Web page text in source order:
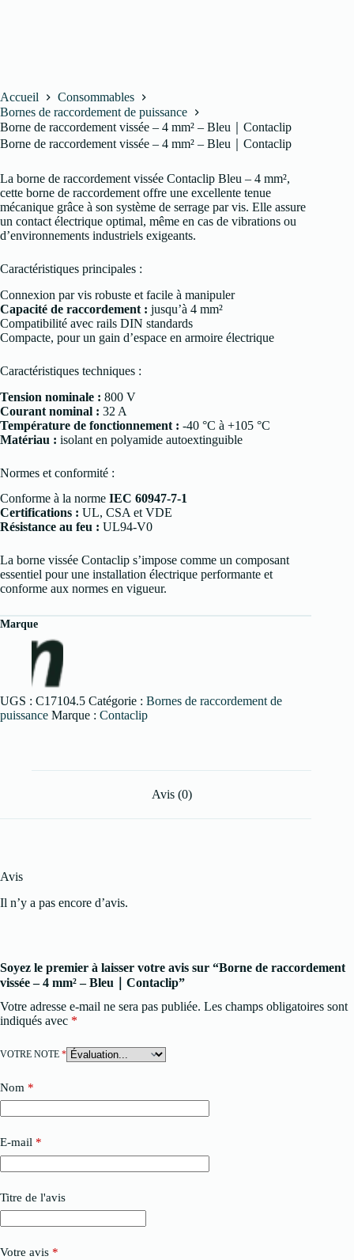
Accueil
Consommables
Bornes de raccordement de puissance
Borne de raccordement vissée – 4 mm² – Bleu｜Contaclip
Borne de raccordement vissée – 4 mm² – Bleu｜Contaclip
La borne de raccordement vissée Contaclip Bleu – 4 mm²,
cette borne de raccordement offre une excellente tenue
mécanique grâce à son système de serrage par vis. Elle assure
un contact électrique optimal, même en cas de vibrations ou
d’environnements industriels exigeants.
Caractéristiques principales :
Connexion par vis robuste et facile à manipuler
Capacité de raccordement : jusqu’à 4 mm²
Compatibilité avec rails DIN standards
Compacte, pour un gain d’espace en armoire électrique
Caractéristiques techniques :
Tension nominale : 800 V
Courant nominal : 32 A
Température de fonctionnement : -40 °C à +105 °C
Matériau : isolant en polyamide autoextinguible
Normes et conformité :
Conforme à la norme IEC 60947-7-1
Certifications : UL, CSA et VDE
Résistance au feu : UL94-V0
La borne vissée Contaclip s’impose comme un composant
essentiel pour une installation électrique performante et
conforme aux normes en vigueur.
Marque
UGS : C17104.5 Catégorie : Bornes de raccordement de
puissance Marque : Contaclip
Avis (0)
Avis
Il n’y a pas encore d’avis.
Soyez le premier à laisser votre avis sur “Borne de raccordement
vissée – 4 mm² – Bleu｜Contaclip”
Votre adresse e-mail ne sera pas publiée. Les champs obligatoires sont
indiqués avec *
VOTRE NOTE *
Nom *
E-mail *
Titre de l'avis
Votre avis *